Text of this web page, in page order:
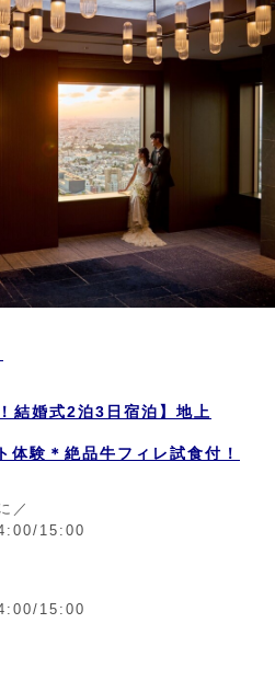
結婚式2泊3日宿泊】地上
験＊絶品牛フィレ試食付！
／
15:00
15:00